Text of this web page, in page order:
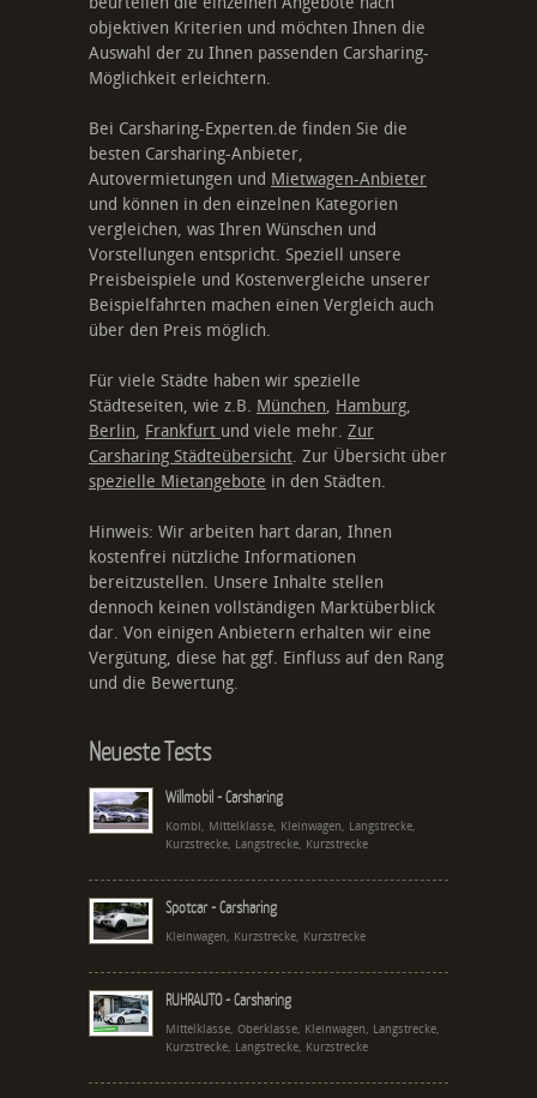
objektiven Kriterien und möchten Ihnen die
Auswahl der zu Ihnen passenden Carsharing-
Möglichkeit erleichtern.
Bei Carsharing-Experten.de finden Sie die
besten Carsharing-Anbieter,
Autovermietungen und Mietwagen-Anbieter
und können in den einzelnen Kategorien
vergleichen, was Ihren Wünschen und
Vorstellungen entspricht. Speziell unsere
Preisbeispiele und Kostenvergleiche unserer
Beispielfahrten machen einen Vergleich auch
über den Preis möglich.
Für viele Städte haben wir spezielle
Städteseiten, wie z.B. München, Hamburg,
Berlin, Frankfurt und viele mehr. Zur
Carsharing Städteübersicht. Zur Übersicht über
spezielle Mietangebote in den Städten.
Hinweis: Wir arbeiten hart daran, Ihnen
kostenfrei nützliche Informationen
bereitzustellen. Unsere Inhalte stellen
dennoch keinen vollständigen Marktüberblick
dar. Von einigen Anbietern erhalten wir eine
Vergütung, diese hat ggf. Einfluss auf den Rang
und die Bewertung.
Neueste Tests
Willmobil - Carsharing
Kombi, Mittelklasse, Kleinwagen, Langstrecke,
Kurzstrecke, Langstrecke, Kurzstrecke
Spotcar - Carsharing
Kleinwagen, Kurzstrecke, Kurzstrecke
RUHRAUTO - Carsharing
Mittelklasse, Oberklasse, Kleinwagen, Langstrecke,
Kurzstrecke, Langstrecke, Kurzstrecke